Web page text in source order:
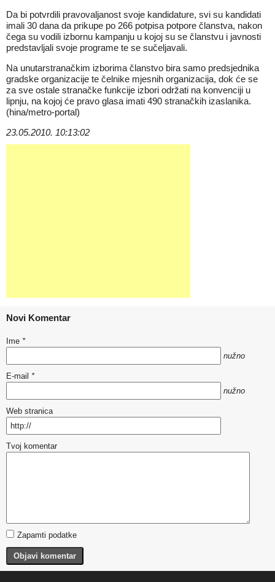
Da bi potvrdili pravovaljanost svoje kandidature, svi su kandidati
imali 30 dana da prikupe po 266 potpisa potpore članstva, nakon
čega su vodili izbornu kampanju u kojoj su se članstvu i javnosti
predstavljali svoje programe te se sučeljavali.
Na unutarstranačkim izborima članstvo bira samo predsjednika
gradske organizacije te čelnike mjesnih organizacija, dok će se
za sve ostale stranačke funkcije izbori održati na konvenciji u
lipnju, na kojoj će pravo glasa imati 490 stranačkih izaslanika.
(hina/metro-portal)
23.05.2010. 10:13:02
Novi Komentar
Ime *
nužno
E-mail *
nužno
Web stranica
Tvoj komentar
Zapamti podatke
Objavi komentar